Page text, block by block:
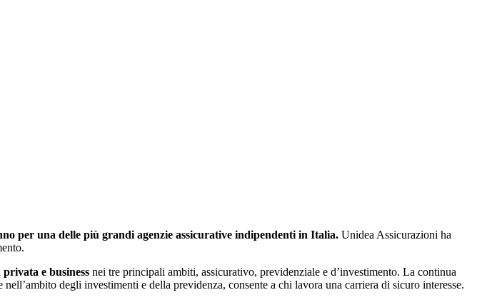
per una delle più grandi agenzie assicurative indipendenti in Italia. Unidea Assicurazioni ha
privata e business nei tre principali ambiti, assicurativo, previdenziale e d’investimento. La continua
degli investimenti e della previdenza, consente a chi lavora una carriera di sicuro interesse.